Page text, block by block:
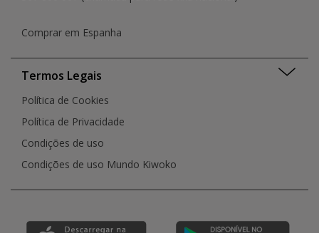
Comprar em Espanha
Termos Legais
Política de Cookies
Política de Privacidade
Condições de uso
Condições de uso Mundo Kiwoko